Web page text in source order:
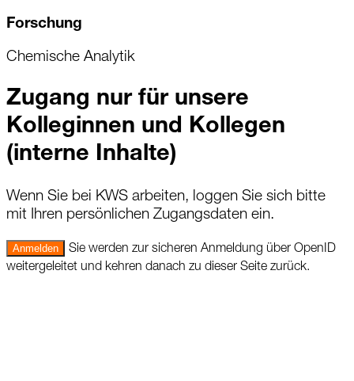
Forschung
Chemische Analytik
Zugang nur für unsere
Kolleginnen und Kollegen
(interne Inhalte)
Wenn Sie bei KWS arbeiten, loggen Sie sich bitte
mit Ihren persönlichen Zugangsdaten ein.
Anmelden
Sie werden zur sicheren Anmeldung über OpenID
weitergeleitet und kehren danach zu dieser Seite zurück.